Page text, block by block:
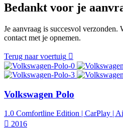
Bedankt voor je
Je aanvraag is succesvol
contact met je opnemen.
Terug naar voertuig
Volkswagen Polo
1.0 Comfortline Edition | CarPlay |
2016